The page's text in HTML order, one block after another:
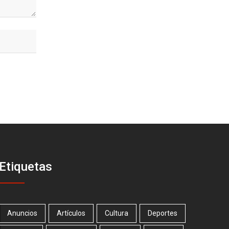
Etiquetas
Anuncios Artículos Cultura Deportes